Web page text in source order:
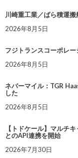
川崎重工業／ばら積運
2026年8月5日
フジトランスコーポレ
2026年8月5日
ネバーマイル：TGR
した
2026年8月5日
【トドケール】マルチ
とのAPI連携を開始
2026年7月30日